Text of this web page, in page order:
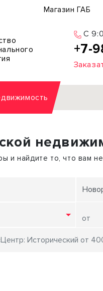
Магазин ГАБ
С
+7-
Земельный
Отдельное
Бизнес-центр
и найдите то, что вам